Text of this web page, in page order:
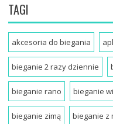
TAGI
akcesoria do biegania
bieganie 2 razy dziennie
bieganie rano bieganie
bieganie zimą bieganie z